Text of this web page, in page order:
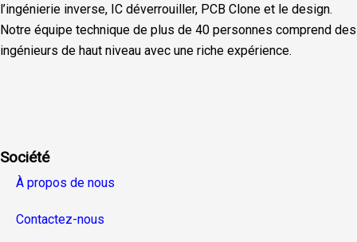
l’ingénierie inverse, IC déverrouiller, PCB Clone et le design.
Notre équipe technique de plus de 40 personnes comprend des
ingénieurs de haut niveau avec une riche expérience.
Société
À propos de nous
Contactez-nous